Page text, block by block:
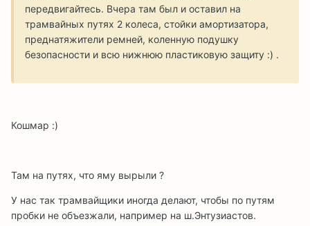
передвигайтесь. Вчера там был и оставил на
трамвайных путях 2 колеса, стойки амортизатора,
преднатяжители ремней, коленную подушку
безопасности и всю нижнюю пластиковую защиту :) .
Кошмар :)
Там на путях, что яму вырыли ?
У нас так трамвайщики иногда делают, чтобы по путям
пробки не объезжали, например на ш.Энтузиастов.